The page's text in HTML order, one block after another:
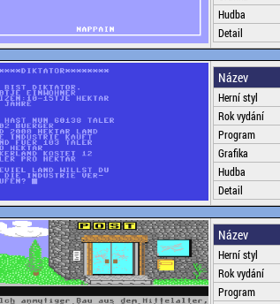
Hudba
Detail
Název
Herní styl
Rok vydání
Program
Grafika
Hudba
Detail
Název
Herní styl
Rok vydání
Program